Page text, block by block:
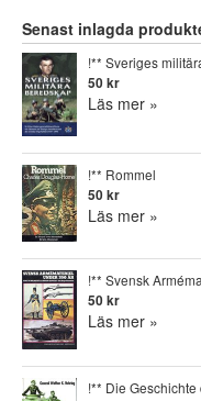
Senast inlagda
!** Sveriges
50 kr
Läs mer »
!** Rommel
50 kr
Läs mer »
!** Svensk
50 kr
Läs mer »
!** Die